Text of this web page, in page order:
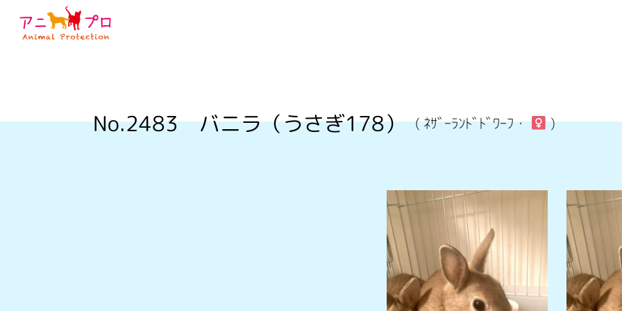
No.2483バニラ（うさぎ178） ( ﾈｻﾞｰﾗﾝﾄﾞﾄﾞﾜｰﾌ・ )